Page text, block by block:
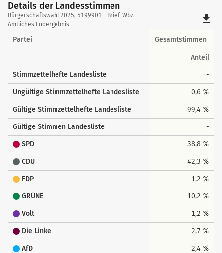
Details der Landesstimmen
Details
der
Landesstimmen
Bürgerschaftswahl 2025, 5199901 - Brief-Wbz.
Amtliches Endergebnis
file_download
Partei Gesamtstimmen
Anteil
Stimmzettelhefte Landesliste -
Ungültige Stimmzettelhefte Landesliste 0,6 %
Gültige Stimmzettelhefte Landesliste 99,4 %
Gültige Stimmen Landesliste -
SPD 38,8 %
CDU 42,3 %
FDP 1,2 %
GRÜNE 10,2 %
Volt 1,2 %
Die Linke 2,7 %
AfD 2,4 %